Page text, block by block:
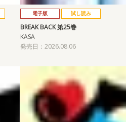
電子版 試し読み
BREAK BACK 第25巻
KASA
発売日：2026.08.06